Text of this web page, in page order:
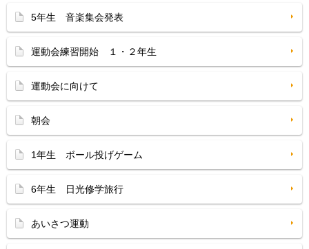
5年生 音楽集会発表
運動会練習開始 １・２年生
運動会に向けて
朝会
1年生 ボール投げゲーム
6年生 日光修学旅行
あいさつ運動